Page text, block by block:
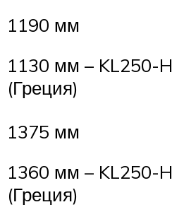
1190 мм
1130 мм – KL250-H
(Греция)
1375 мм
1360 мм – KL250-H
(Греция)